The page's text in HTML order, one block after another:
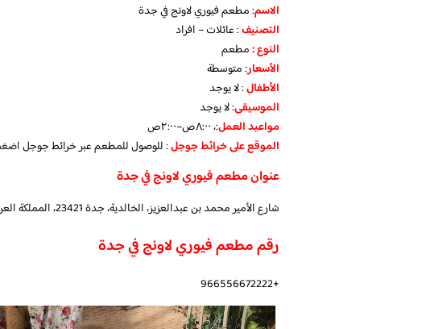
الاسم: مطعم فيوري لاونج في جدة
التصنيف: عائلات – افراد
النوع :مطعم
الأسعار:متوسطة
الأطفال: لايوجد
الموسيقى:لا يوجد
مواعيد العمل:، ٨:٠٠ص–٢:٠٠ص
الموقع على خرائط جوجل: للوصول للمطعم عبر خرائط جوجل
عنوان مطعم فيوري لاونج في جدة
شارع الأمير محمد بن عبدالعزيز، الخالدية، جدة 23421، المملكة العربية السعودية
رقم مطعم فيوري لاونج في جدة
+966556672222